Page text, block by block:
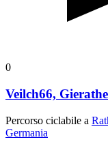
0
Veilch66,
Percorso ciclabile a
Germania